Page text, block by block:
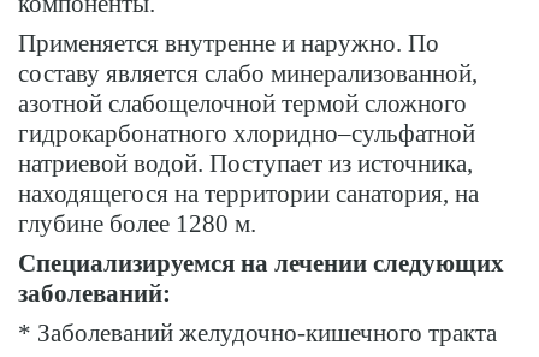
Применяется внутренне и наружно. По
составу является слабо минерализованной,
азотной слабощелочной термой сложного
гидрокарбонатного хлоридно–сульфатной
натриевой водой. Поступает из источника,
находящегося на территории санатория, на
глубине более 1280 м.
Специализируемся на лечении следующих
заболеваний:
* Заболеваний желудочно-кишечного тракта